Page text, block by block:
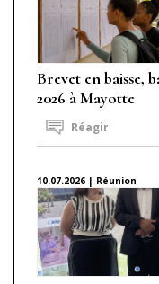
Brevet en baisse,
2026 à Mayotte
Réagir
10.07.2026 | Réunion